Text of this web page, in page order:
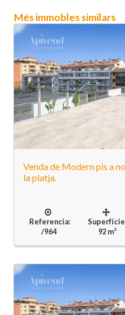
Més immobles similars
Venda de Modern pis a
la platja.
Referencia:
/964
92 m²